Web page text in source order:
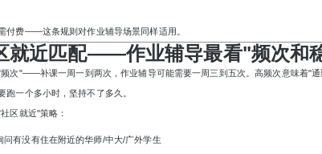
付费——这条规则对作业辅导场景同样适用。
就近匹配——作业辅导最看"频次和
次"——补课一周一到两次，作业辅导可能需要一周三到五次。高频次意味着"通
一个多小时，坚持不了多久。
区就近"策略：
问有没有住在附近的华师/中大/广外学生